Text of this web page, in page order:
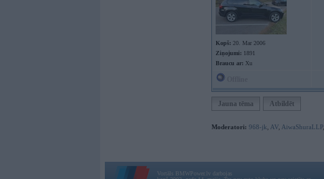
Kopš: 20. Mar 2006
Ziņojumi: 1891
Braucu ar: Xu
Jauna tēma Atbildēt
Moderatori: 968-jk AV AiwaShuraLLP,
Vortāls BMWPower.lv darbojas